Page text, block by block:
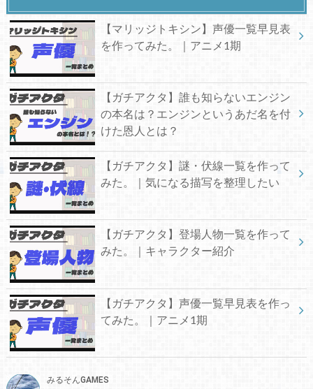
【マリッジトキシン】声優一覧早見表
を作ってみた。｜アニメ1期
【ガチアクタ】誰も知らないエンジン
の本名は？エンジンというあだ名を付
けた恩人とは？
【ガチアクタ】謎・伏線一覧を作って
みた。｜気になる描写を整理したい
【ガチアクタ】登場人物一覧を作って
みた。｜キャラクター紹介
【ガチアクタ】声優一覧早見表を作っ
てみた。｜アニメ1期